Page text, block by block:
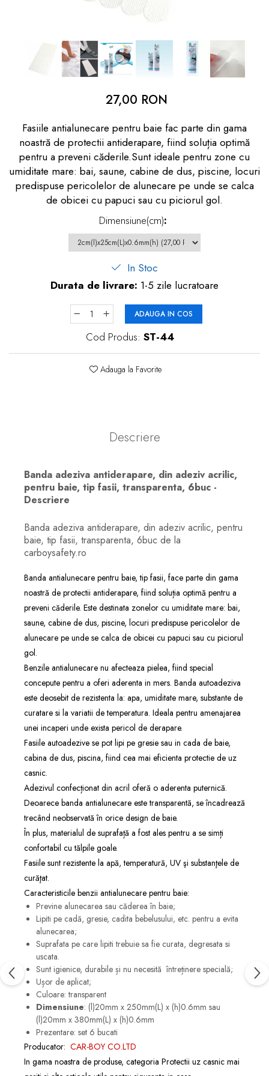
Igiena copii
27,00 RON
Fasiile antialunecare pentru baie fac parte din gama
noastră de protectii antiderapare, fiind soluția optimă
pentru a preveni căderile.Sunt ideale pentru zone cu
umiditate mare: bai, saune, cabine de dus, piscine, locuri
predispuse pericolelor de alunecare pe unde se calca
de obicei cu papuci sau cu piciorul gol.
Dimensiune(cm):
In Stoc
Durata de livrare: 1-5 zile lucratoare
ADAUGA IN COS
Cod Produs: ST-44
Adauga la Favorite
Descriere
Banda adeziva antiderapare, din adeziv acrilic,
pentru baie, tip fasii, transparenta, 6buc -
Descriere
Banda adeziva antiderapare, din adeziv acrilic, pentru
baie, tip fasii, transparenta, 6buc de la
carboysafety.ro
Banda antialunecare pentru baie, tip fasii, face parte din gama
noastră de protectii antiderapare, fiind soluția optimă pentru a
preveni căderile. Este destinata zonelor cu umiditate mare: bai,
saune, cabine de dus, piscine, locuri predispuse pericolelor de
alunecare pe unde se calca de obicei cu papuci sau cu piciorul
gol.
Benzile antialunecare nu afecteaza pielea, fiind special
concepute pentru a oferi aderenta in mers. Banda autoadeziva
este deosebit de rezistenta la: apa, umiditate mare, substante de
curatare si la variatii de temperatura. Ideala pentru amenajarea
unei incaperi unde exista pericol de derapare.
Fasiile autoadezive se pot lipi pe gresie sau in cada de baie,
cabina de dus, piscina, fiind cea mai eficienta protectie de uz
casnic.
Adezivul confecționat din acril oferă o aderenta puternică.
Deoarece banda antialunecare este transparentă, se încadrează
trecând neobservată în orice design de baie.
În plus, materialul de suprafață a fost ales pentru a se simți
confortabil cu tălpile goale.
Fasiile sunt rezistente la apă, temperatură, UV şi substanţele de
curăţat.
Caracteristicile benzii antialunecare pentru baie:
Previne alunecarea sau căderea în baie;
Lipiti pe cadă, gresie, cadita bebelusului, etc. pentru a evita
alunecarea;
Suprafata pe care lipiti trebuie sa fie curata, degresata si
uscata.
Sunt igienice, durabile și nu necesită întreținere specială;
Ușor de aplicat;
Culoare: transparent
Dimensiune: (l)20mm x 250mm(L) x (h)0.6mm sau
(l)20mm x 380mm(L) x (h)0.6mm
Prezentare: set 6 bucati
Producator: CAR-BOY CO.LTD
In gama noastra de produse, categoria Protectii uz casnic mai